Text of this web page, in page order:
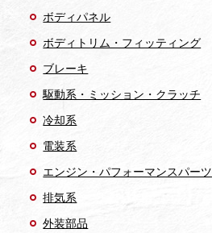
ボディパネル
ボディトリム・フィッティング
ブレーキ
駆動系・ミッション・クラッチ
冷却系
電装系
エンジン・パフォーマンスパーツ
排気系
外装部品